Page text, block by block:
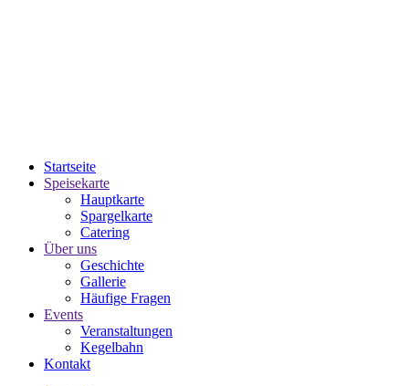
Startseite
Speisekarte
Hauptkarte
Spargelkarte
Catering
Über uns
Geschichte
Gallerie
Häufige Fragen
Events
Veranstaltungen
Kegelbahn
Kontakt